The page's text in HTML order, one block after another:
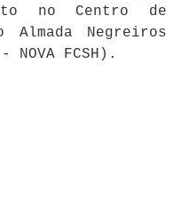
no Centro de
Almada Negreiros
NOVA FCSH).